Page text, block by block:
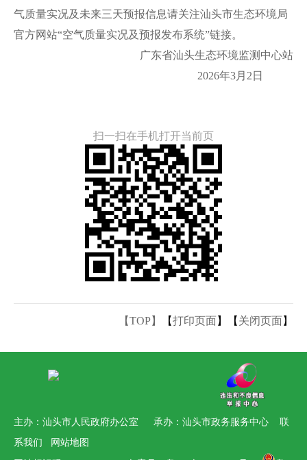
气质量实况及未来三天预报信息请关注汕头市生态环境局
官方网站“空气质量实况及预报发布系统”链接。
广东省汕头生态环境监测中心站
2026年3月2日
扫一扫在手机打开当前页
【TOP】 【打印页面】【 关闭页面】
主办：汕头市人民政府办公室 承办：汕头市政务服务中心 联
系我们
网站地图